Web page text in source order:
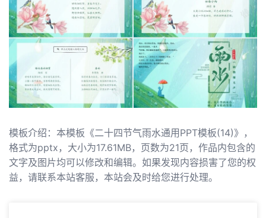
模板介绍：本模板《二十四节气雨水通用PPT模板(14)》，
格式为pptx，大小为17.61MB，页数为21页，作品内包含的
文字及图片均可以修改和编辑。如果发现内容损害了您的权
益，请联系本站客服，本站会及时给您进行处理。